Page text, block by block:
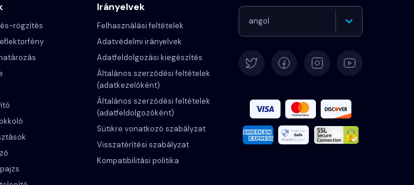
rögzítés
Irányelvek
Felhasználási feltételek
Adatvédelmi irányelvek
Adatfeldolgozási kiegészítés
Általános szerződési feltételek
(adatkezelőként)
Általános szerződési feltételek
(adatfeldolgozóként)
Sütikre vonatkozó szabályzat
Visszatérítési szabályzat
Kompatibilitási politika
angol
Francia